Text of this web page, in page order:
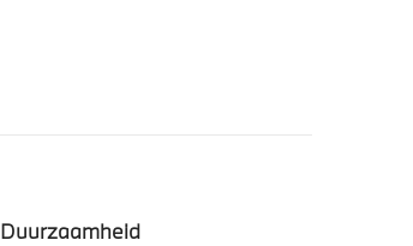
Duurzaamheid